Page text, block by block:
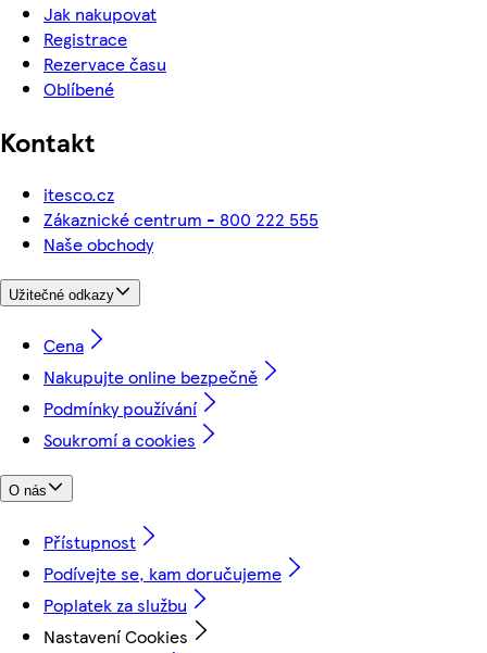
Jak nakupovat
Registrace
Rezervace času
Oblíbené
Kontakt
itesco.cz
Zákaznické centrum - 800 222 555
Naše obchody
Užitečné odkazy
Cena
Nakupujte online bezpečně
Podmínky používání
Soukromí a cookies
O nás
Přístupnost
Podívejte se, kam doručujeme
Poplatek za službu
Nastavení Cookies